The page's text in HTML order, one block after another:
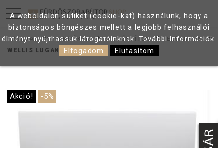
FŐOLDAL TERMÉKEK KIEGÉSZÍTŐK
ELŐLAPOK
WELLIS LUGANO ELŐLAP
Akció! -5%
A weboldalon sütiket (cookie-kat) használunk, hogy a
biztonságos böngészés mellett a legjobb felhasználói
élményt nyújthassuk látogatóinknak.További információk.
Elfogadom
Elutasítom